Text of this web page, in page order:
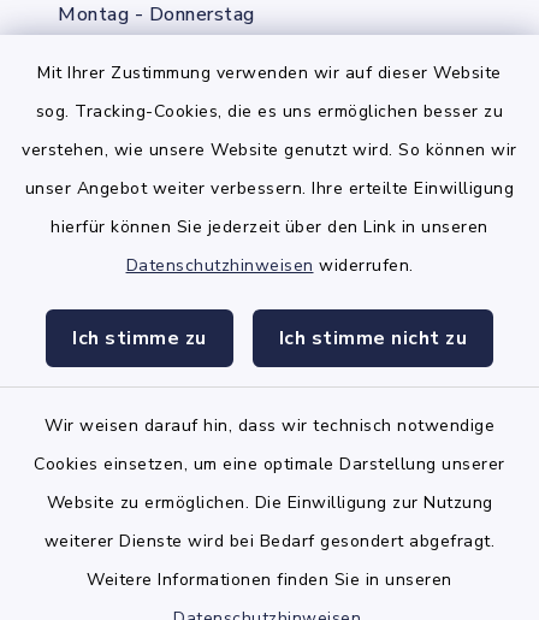
Mit Ihrer Zustimmung verwenden wir auf dieser Website
sog. Tracking-Cookies, die es uns ermöglichen besser zu
verstehen, wie unsere Website genutzt wird. So können wir
unser Angebot weiter verbessern. Ihre erteilte Einwilligung
hierfür können Sie jederzeit über den Link in unseren
Datenschutzhinweisen widerrufen.
Ich stimme zu Ich stimme nicht zu
Wir weisen darauf hin, dass wir technisch notwendige
Cookies einsetzen, um eine optimale Darstellung unserer
Website zu ermöglichen. Die Einwilligung zur Nutzung
weiterer Dienste wird bei Bedarf gesondert abgefragt.
Weitere Informationen finden Sie in unseren
Montag - Donnerstag
14:00 Uhr – 16:00 Uhr
Freitag
08:00 Uhr – 12:00 Uhr
Links
Amt Mitteldithmarschen
Barrierefreiheit